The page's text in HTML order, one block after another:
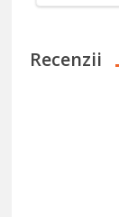
Recenzii